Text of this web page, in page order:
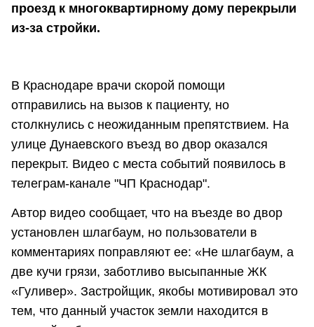
проезд к многоквартирному дому перекрыли
из-за стройки.
В Краснодаре врачи скорой помощи
отправились на вызов к пациенту, но
столкнулись с неожиданным препятствием. На
улице Дунаевского въезд во двор оказался
перекрыт. Видео с места событий появилось в
телеграм-канале "ЧП Краснодар".
Автор видео сообщает, что на въезде во двор
установлен шлагбаум, но пользователи в
комментариях поправляют ее: «Не шлагбаум, а
две кучи грязи, заботливо высыпанные ЖК
«Гуливер». Застройщик, якобы мотивировал это
тем, что данный участок земли находится в